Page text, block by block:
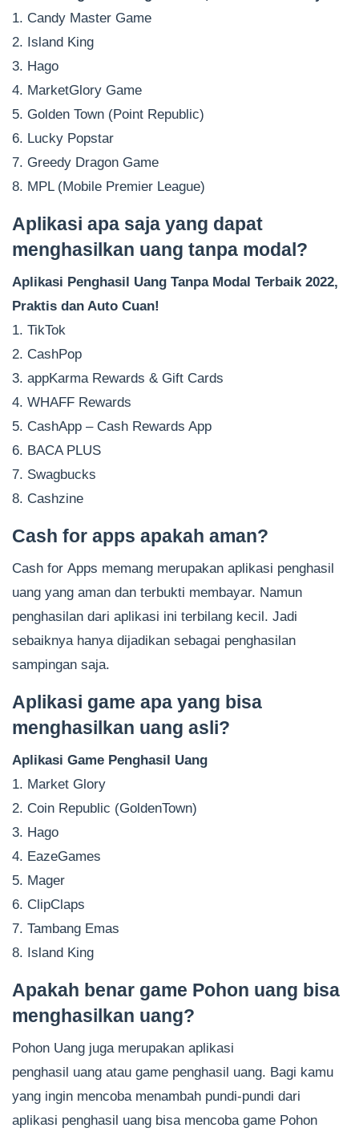
1. Candy Master Game
2. Island King
3. Hago
4. MarketGlory Game
5. Golden Town (Point Republic)
6. Lucky Popstar
7. Greedy Dragon Game
8. MPL (Mobile Premier League)
Aplikasi apa saja yang dapat
menghasilkan uang tanpa modal?
Aplikasi Penghasil Uang Tanpa Modal Terbaik 2022,
Praktis dan Auto Cuan!
1. TikTok
2. CashPop
3. appKarma Rewards & Gift Cards
4. WHAFF Rewards
5. CashApp – Cash Rewards App
6. BACA PLUS
7. Swagbucks
8. Cashzine
Cash for apps apakah aman?
Cash for Apps memang merupakan aplikasi penghasil
uang yang aman dan terbukti membayar. Namun
penghasilan dari aplikasi ini terbilang kecil. Jadi
sebaiknya hanya dijadikan sebagai penghasilan
sampingan saja.
Aplikasi game apa yang bisa
menghasilkan uang asli?
Aplikasi Game Penghasil Uang
1. Market Glory
2. Coin Republic (GoldenTown)
3. Hago
4. EazeGames
5. Mager
6. ClipClaps
7. Tambang Emas
8. Island King
Apakah benar game Pohon uang bisa
menghasilkan uang?
Pohon Uang juga merupakan aplikasi
penghasil uang atau game penghasil uang. Bagi kamu
yang ingin mencoba menambah pundi-pundi dari
aplikasi penghasil uang bisa mencoba game Pohon